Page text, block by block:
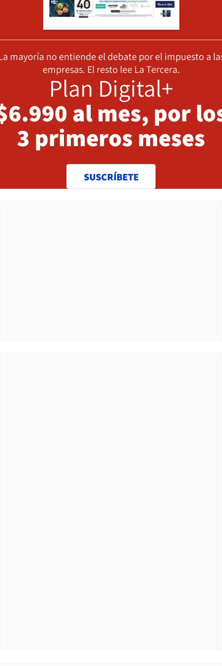
mayoría no entiende el debate por el impuesto a
empresas. El resto lee La Tercera.
Plan Digital+
al mes, por
3 primeros meses
SUSCRÍBETE